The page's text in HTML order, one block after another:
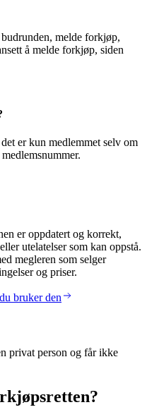
melde forkjøp,
å melde forkjøp, siden
er kun medlemmet selv om
er oppdatert og korrekt,
utelatelser som kan oppstå.
megleren som selger
og priser.
bruker den
privat person og får ikke